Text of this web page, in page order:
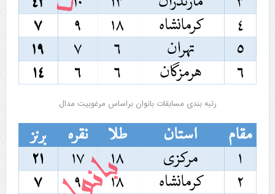
رتبه بندی مسابقات بانوان براساس مرغوبیت مدال